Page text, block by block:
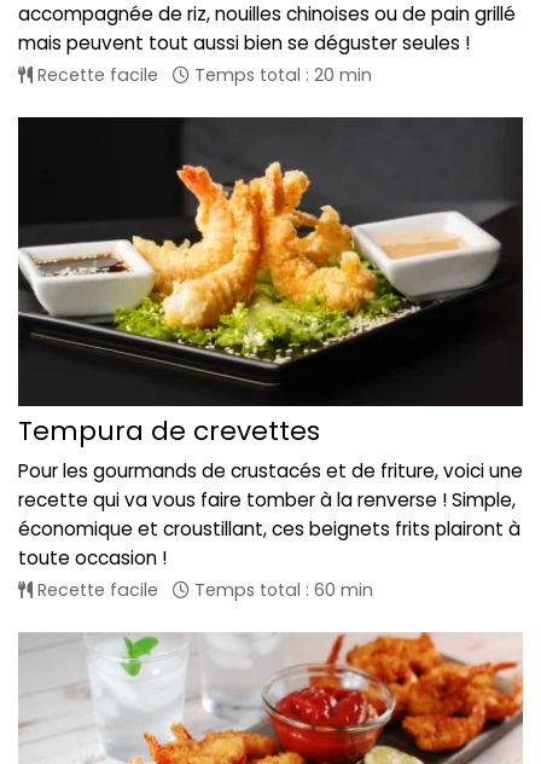
accompagnée de riz, nouilles chinoises ou de pain grillé
mais peuvent tout aussi bien se déguster seules !
Recette facile Temps total : 20 min
Tempura de crevettes
Pour les gourmands de crustacés et de friture, voici une
recette qui va vous faire tomber à la renverse ! Simple,
économique et croustillant, ces beignets frits plairont à
toute occasion !
Recette facile Temps total : 60 min